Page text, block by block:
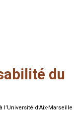
du
d’Aix-Marseille